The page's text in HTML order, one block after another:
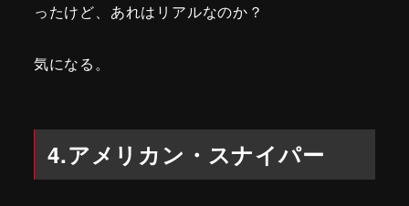
ったけど、あれはリアルなのか？
気になる。
4.アメリカン・スナイパー